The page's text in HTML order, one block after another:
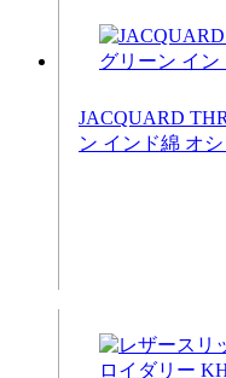
JACQUARD
ン インド綿 オ